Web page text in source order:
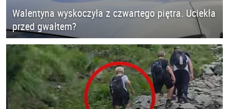
Walentyna wyskoczyła z czwartego piętra. Uciekła
przed gwałtem?